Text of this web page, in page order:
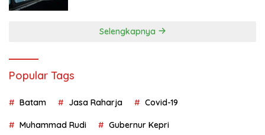
Selengkapnya
Popular Tags
Batam Jasa Raharja Covid-19
Muhammad Rudi Gubernur Kepri